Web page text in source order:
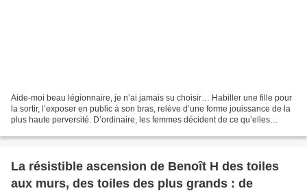
Aide-moi beau légionnaire, je n’ai jamais su choisir… Habiller une fille pour
la sortir, l’exposer en public à son bras, relève d’une forme jouissance de la
plus haute perversité. D’ordinaire, les femmes décident de ce qu’elles
La résistible ascension de Benoît H des toiles
aux murs, des toiles des plus grands : de